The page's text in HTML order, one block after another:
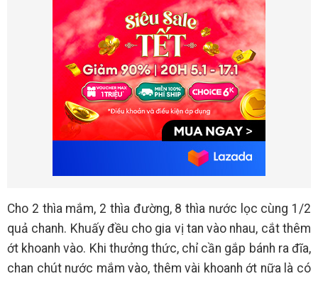
Cho 2 thìa mắm, 2 thìa đường, 8 thìa nước lọc cùng 1/2
quả chanh. Khuấy đều cho gia vị tan vào nhau, cắt thêm
ớt khoanh vào. Khi thưởng thức, chỉ cần gắp bánh ra đĩa,
chan chút nước mắm vào, thêm vài khoanh ớt nữa là có